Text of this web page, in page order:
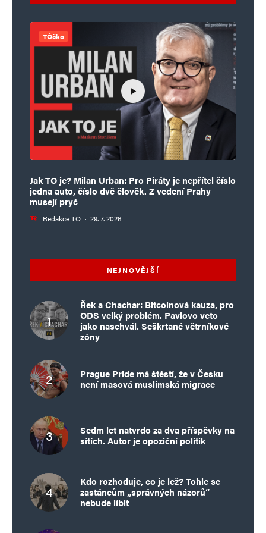
TÓčko
Jak TO je? Milan Urban: Pro Piráty je nepřítel číslo
jedna auto, číslo dvě člověk. Z vedení Prahy
musejí pryč
Redakce TO · 29. 7. 2026
NEJNOVĚJŠÍ
Řek a Chachar: Bitcoinová kauza, pro
ODS velký problém. Pavlovo veto
jako naschvál. Seškrtané větrníkové
zóny
Prague Pride má štěstí, že v Česku
není masová muslimská migrace
Sedm let natvrdo za dva příspěvky na
sítích. Autor je opoziční politik
Kdo rozhoduje, co je lež? Tohle se
zastáncům „správných názorů“
nebude líbit